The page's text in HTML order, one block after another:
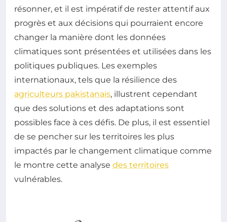
résonner, et il est impératif de rester attentif aux
progrès et aux décisions qui pourraient encore
changer la manière dont les données
climatiques sont présentées et utilisées dans les
politiques publiques. Les exemples
internationaux, tels que la résilience des
agriculteurs pakistanais, illustrent cependant
que des solutions et des adaptations sont
possibles face à ces défis. De plus, il est essentiel
de se pencher sur les territoires les plus
impactés par le changement climatique comme
le montre cette analyse des territoires
vulnérables.